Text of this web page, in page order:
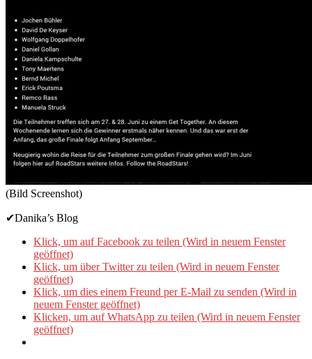
(Bild Screenshot)
✔Danika’s Blog
Klick, um auf Facebook zu teilen (Wird in neuem Fenster
geöffnet)
Klick, um über Twitter zu teilen (Wird in neuem Fenster
geöffnet)
Klick, um dies einem Freund per E-Mail zu senden (Wird in
neuem Fenster geöffnet)
Klicken, um auf WhatsApp zu teilen (Wird in neuem Fenster
geöffnet)